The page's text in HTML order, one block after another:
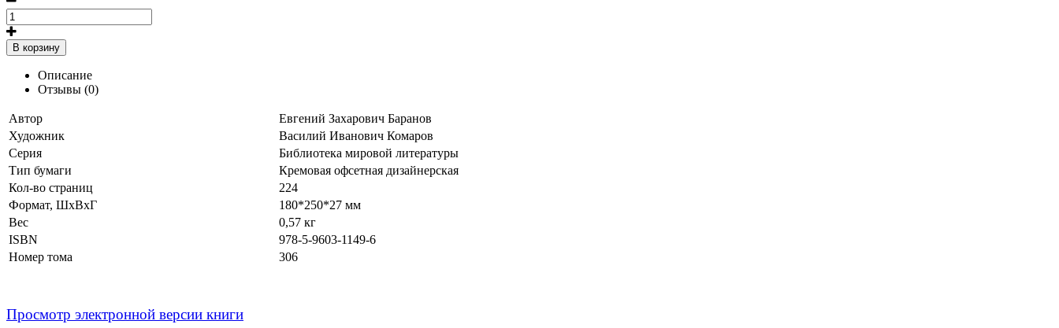
В корзину
Описание
Отзывы (0)
Автор
Евгений Захарович Баранов
Художник
Василий Иванович Комаров
Серия
Библиотека мировой литературы
Тип бумаги
Кремовая офсетная дизайнерская
Кол-во страниц
224
Формат, ШхВхГ
180*250*27 мм
Вес
0,57 кг
ISBN
978-5-9603-1149-6
Номер тома
306
Просмотр электронной версии книги